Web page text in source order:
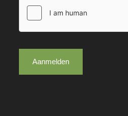
Aanmelden